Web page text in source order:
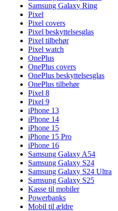
Samsung Galaxy Ring
Pixel
Pixel covers
Pixel beskyttelsesglas
Pixel tilbehør
Pixel watch
OnePlus
OnePlus covers
OnePlus beskyttelsesglas
OnePlus tilbehør
Pixel 8
Pixel 9
iPhone 13
iPhone 14
iPhone 15
iPhone 15 Pro
iPhone 16
Samsung Galaxy A54
Samsung Galaxy S24
Samsung Galaxy S24 Ultra
Samsung Galaxy S25
Kasse til mobiler
Powerbanks
Mobil til ældre